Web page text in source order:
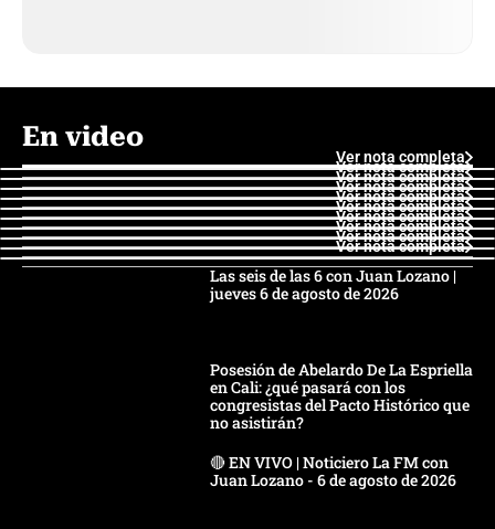
En video
Ver nota completa
Ver nota completa
Ver nota completa
Ver nota completa
Ver nota completa
Ver nota completa
Ver nota completa
Ver nota completa
Ver nota completa
Ver nota completa
Las seis de las 6 con Juan Lozano |
jueves 6 de agosto de 2026
Posesión de Abelardo De La Espriella
en Cali: ¿qué pasará con los
congresistas del Pacto Histórico que
no asistirán?
🔴 EN VIVO | Noticiero La FM con
Juan Lozano - 6 de agosto de 2026